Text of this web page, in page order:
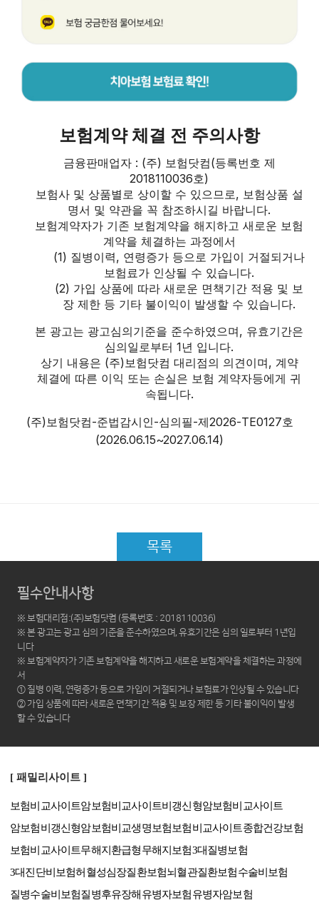
보험계약 체결 전 주의사항
금융판매업자 : (주) 보험닷컴(등록번호 제
2018110036호)
보험사 및 상품별로 상이할 수 있으므로, 보험상품 설
명서 및 약관을 꼭 참조하시길 바랍니다.
보험계약자가 기존 보험계약을 해지하고 새로운 보험
계약을 체결하는 과정에서
(1) 질병이력, 연령증가 등으로 가입이 거절되거나
보험료가 인상될 수 있습니다.
(2) 가입 상품에 따라 새로운 면책기간 적용 및 보
장 제한 등 기타 불이익이 발생할 수 있습니다.
본 광고는 광고심의기준을 준수하였으며, 유효기간은
심의일로부터 1년 입니다.
상기 내용은 (주)보험닷컴 대리점의 의견이며, 계약
체결에 따른 이익 또는 손실은 보험 계약자등에게 귀
속됩니다.
(주)보험닷컴-준법감시인-심의필-제2026-TE0127호
(2026.06.15~2027.06.14)
목록
필수안내사항
※ 보험대리점:(주)보험닷컴 (등록번호 : 2018110036)
※ 본 광고는 광고 심의 기준을 준수하였으며, 유효기간은 심의 일로부터 1년입
니다
※ 보험계약자가 기존 보험계약을 해지하고 새로운 보험계약을 체결하는 과정에
서
① 질병 이력, 연령증가 등으로 가입이 거절되거나 보험료가 인상될 수 있습니다
② 가입 상품에 따라 새로운 면책기간 적용 및 보장 제한 등 기타 불이익이 발생
할 수 있습니다
[ 패밀리사이트 ]
보험비교사이트암보험비교사이트비갱신형암보험비교사이트
암보험비갱신형암보험비교생명보험보험비교사이트종합건강보험
보험비교사이트무해지환급형무해지보험3대질병보험
3대진단비보험허혈성심장질환보험뇌혈관질환보험수술비보험
질병수술비보험질병후유장해 유병자보험유병자암보험